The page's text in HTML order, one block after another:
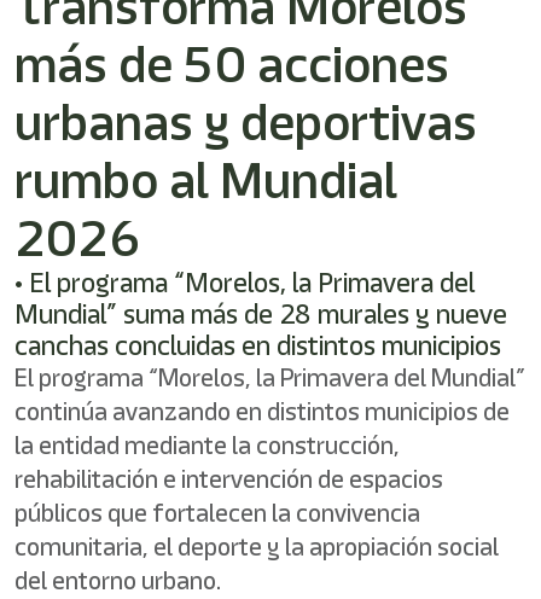
activates
help
you
navigate
and
interact
the
content.
más de 50 acciones
urbanas y deportivas
rumbo al Mundial
2026
• El programa “Morelos, la Primavera del
Mundial” suma más de 28 murales y nueve
canchas concluidas en distintos municipios
El programa “Morelos, la Primavera del Mundial”
continúa avanzando en distintos municipios de
la entidad mediante la construcción,
rehabilitación e intervención de espacios
públicos que fortalecen la convivencia
comunitaria, el deporte y la apropiación social
del entorno urbano.